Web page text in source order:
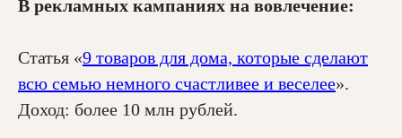
В рекламных кампаниях на вовлечение:
Статья «9 товаров для дома, которые сделают
всю семью немного счастливее и веселее».
Доход: более 10 млн рублей.
+7 (925) 468-41-81